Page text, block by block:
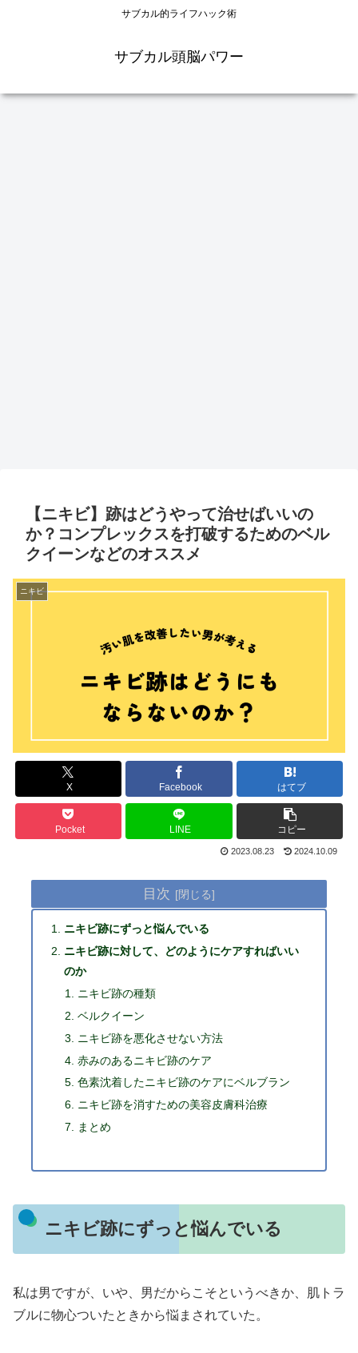
サブカル的ライフハック術
サブカル頭脳パワー
【ニキビ】跡はどうやって治せばいいの
か？コンプレックスを打破するためのベル
クイーンなどのオススメ
ニキビ
X Facebook はてブ
Pocket LINE コピー
2023.08.23 2024.10.09
目次
ニキビ跡にずっと悩んでいる
ニキビ跡に対して、どのようにケアすればいい
のか
ニキビ跡の種類
ベルクイーン
ニキビ跡を悪化させない方法
赤みのあるニキビ跡のケア
色素沈着したニキビ跡のケアにベルブラン
ニキビ跡を消すための美容皮膚科治療
まとめ
ニキビ跡にずっと悩んでいる
私は男ですが、いや、男だからこそというべきか、肌トラ
ブルに物心ついたときから悩まされていた。